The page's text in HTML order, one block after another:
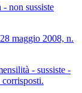
non sussiste
maggio 2008, n.
- sussiste -